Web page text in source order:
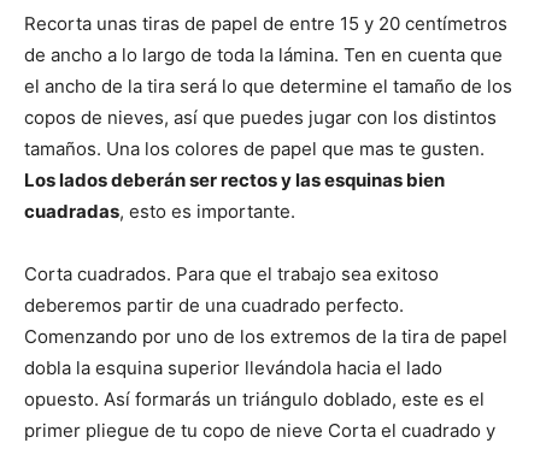
Recorta unas tiras de papel de entre 15 y 20 centímetros
de ancho a lo largo de toda la lámina. Ten en cuenta que
el ancho de la tira será lo que determine el tamaño de los
copos de nieves, así que puedes jugar con los distintos
tamaños. Una los colores de papel que mas te gusten.
Los lados deberán ser rectos y las esquinas bien
cuadradas, esto es importante.
Corta cuadrados. Para que el trabajo sea exitoso
deberemos partir de una cuadrado perfecto.
Comenzando por uno de los extremos de la tira de papel
dobla la esquina superior llevándola hacia el lado
opuesto. Así formarás un triángulo doblado, este es el
primer pliegue de tu copo de nieve Corta el cuadrado y